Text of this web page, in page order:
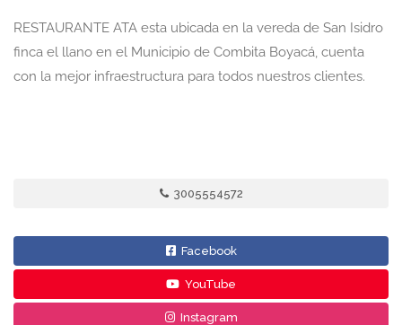
RESTAURANTE ATA esta ubicada en la vereda de San Isidro
finca el llano en el Municipio de Combita Boyacá, cuenta
con la mejor infraestructura para todos nuestros clientes.
3005554572
Facebook
YouTube
Instagram